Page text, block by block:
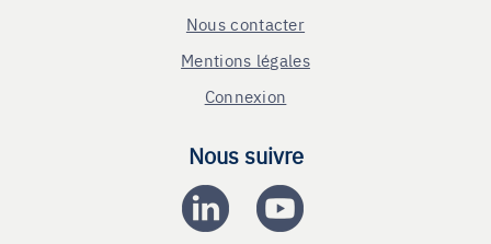
Nous contacter
Mentions légales
Connexion
Nous suivre